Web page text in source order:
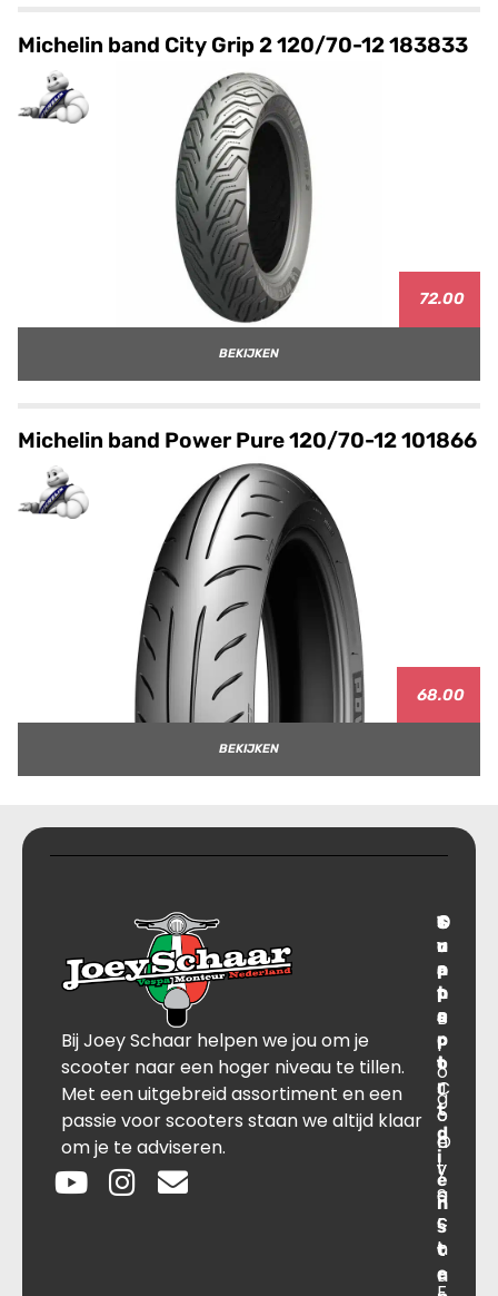
Michelin band City Grip 2 120/70-12 183833
72.00
BEKIJKEN
Michelin band Power Pure 120/70-12 101866
68.00
BEKIJKEN
Bij Joey Schaar helpen we jou om je
scooter naar een hoger niveau te tillen.
Met een uitgebreid assortiment en een
passie voor scooters staan we altijd klaar
om je te adviseren.
T
r
a
n
s
p
o
r
t
d
i
e
n
s
t
e
O
v
e
r
B
l
o
g
O
v
e
r
o
n
S
u
p
p
o
r
t
C
o
n
t
a
c
t
C
o
n
t
a
c
t
J
o
e
y
S
c
h
a